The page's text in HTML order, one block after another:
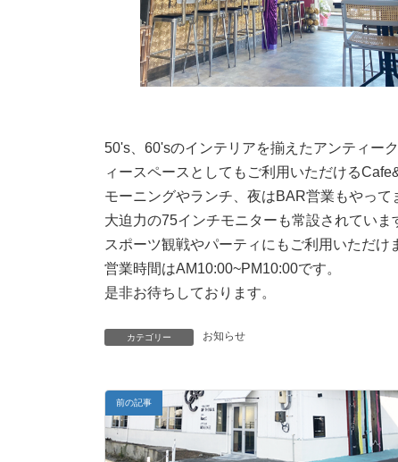
50's、60'sのインテリアを揃えたアンティー
ィースペースとしてもご利用いただける
モーニングやランチ、夜はBAR営業もやって
大迫力の75インチモニターも常設されていま
スポーツ観戦やパーティにもご利用いただけ
営業時間はAM10:00~PM10:00です。
是非お待ちしております。
カテゴリー お知らせ
前の記事